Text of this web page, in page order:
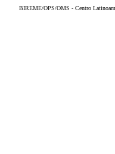
BIREME/OPS/OMS - Centro